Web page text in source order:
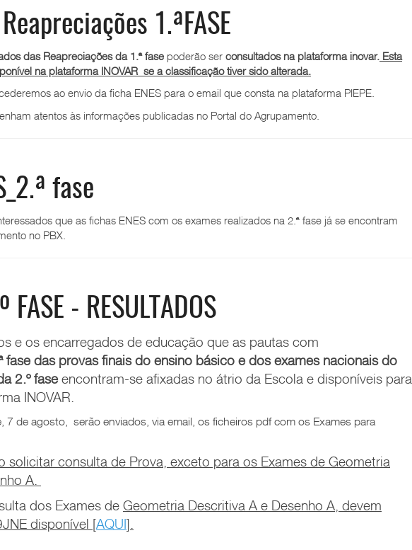
1.ªFASE
das Reapreciações da 1.ª fase poderão ser consultados na plataforma inovar. Esta
na plataforma INOVAR se a classificação tiver sido alterada.
ao envio da ficha ENES para o email que consta na plataforma PIEPE.
atentos às informações publicadas no Portal do Agrupamento.
fase
que as fichas ENES com os exames realizados na 2.ª fase já se encontram
no PBX.
FASE - RESULTADOS
e os encarregados de educação que as pautas com
fase das provas finais do ensino básico e dos exames nacionais do
2.º fase encontram-se afixadas no átrio da Escola e disponíveis para
INOVAR.
7 de agosto, serão enviados, via email, os ficheiros pdf com os Exames para
solicitar consulta de Prova, exceto para os Exames de Geometria
A.
dos Exames de Geometria Descritiva A e Desenho A, devem
disponível [AQUI].